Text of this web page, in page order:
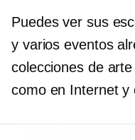
Puedes ver sus
y varios eventos
colecciones de
como en Internet y